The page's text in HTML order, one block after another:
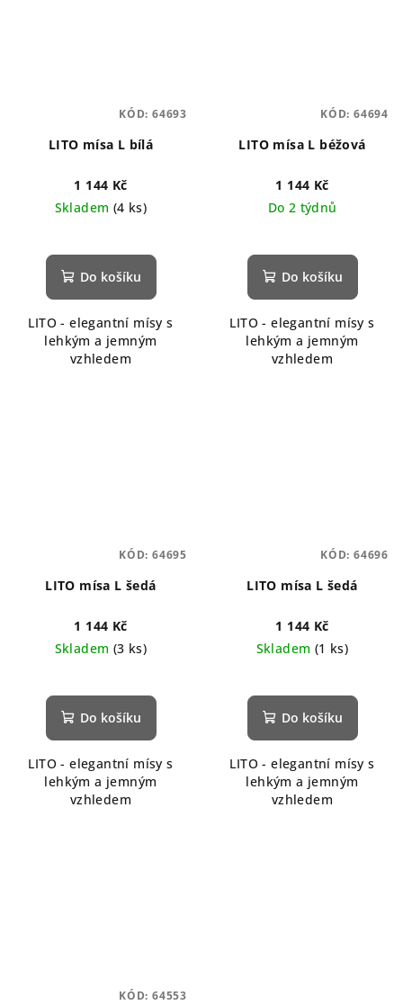
LITO mísa L bílá
1 144 Kč
Skladem (4 ks)
Do košíku
LITO - elegantní mísy s
lehkým a jemným
vzhledem
KÓD: 64693
LITO mísa L béžová
1 144 Kč
Do 2 týdnů
Do košíku
LITO - elegantní mísy s
lehkým a jemným
vzhledem
KÓD: 64694
LITO mísa L šedá
1 144 Kč
Skladem (3 ks)
Do košíku
LITO - elegantní mísy s
lehkým a jemným
vzhledem
KÓD: 64695
LITO mísa L šedá
1 144 Kč
Skladem (1 ks)
Do košíku
LITO - elegantní mísy s
lehkým a jemným
vzhledem
KÓD: 64696
KÓD: 64553